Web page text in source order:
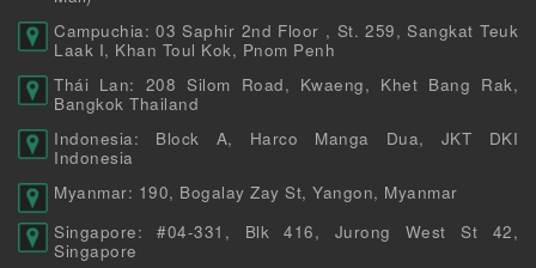
Campuchia: 03 Saphir 2nd Floor , St. 259, Sangkat Teuk
Laak I, Khan Toul Kok, Pnom Penh
Thái Lan: 208 Silom Road, Kwaeng, Khet Bang Rak,
Bangkok Thailand
Indonesia: Block A, Harco Manga Dua, JKT DKI
Indonesia
Myanmar: 190, Bogalay Zay St, Yangon, Myanmar
Singapore: #04-331, Blk 416, Jurong West St 42,
Singapore